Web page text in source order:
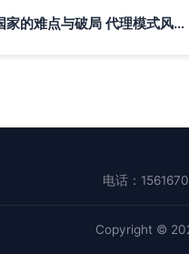
中药出口上合组织国家的难点与破局 代理模式风险凸显，共享销售网络或成关键
电话：
Copyright ©